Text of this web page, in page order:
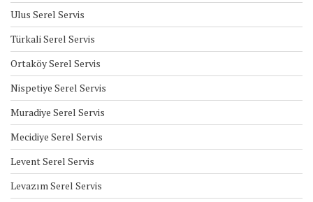
Ulus Serel Servis
Türkali Serel Servis
Ortaköy Serel Servis
Nispetiye Serel Servis
Muradiye Serel Servis
Mecidiye Serel Servis
Levent Serel Servis
Levazım Serel Servis